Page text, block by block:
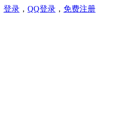
登录 ， QQ登录 ， 免费注册